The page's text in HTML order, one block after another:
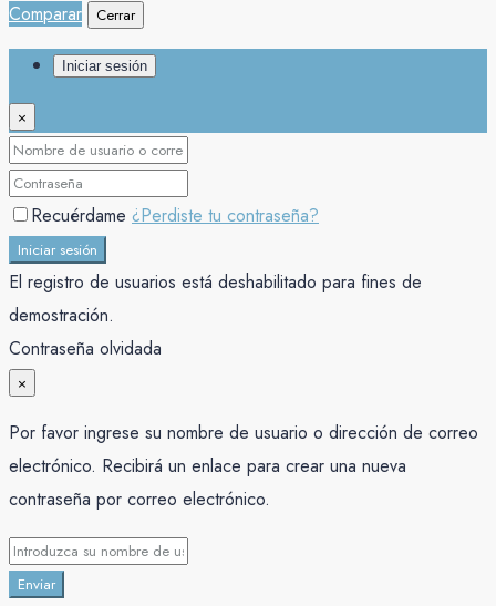
Comparar
Cerrar
Iniciar sesión
×
Recuérdame ¿Perdiste tu contraseña?
Iniciar sesión
El registro de usuarios está deshabilitado para fines de
demostración.
Contraseña olvidada
×
Por favor ingrese su nombre de usuario o dirección de correo
electrónico. Recibirá un enlace para crear una nueva
contraseña por correo electrónico.
Enviar